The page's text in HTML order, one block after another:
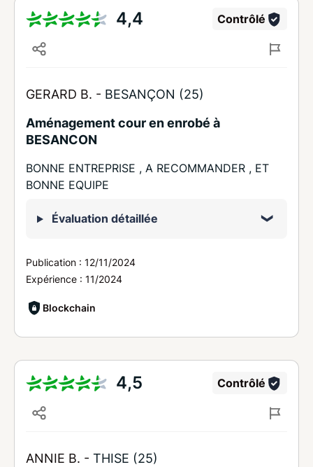
4,4 Contrôlé
GERARD B. - BESANÇON (25)
Aménagement cour en enrobé à
BESANCON
BONNE ENTREPRISE , A RECOMMANDER , ET
BONNE EQUIPE
Évaluation détaillée
Publication : 12/11/2024
Expérience : 11/2024
Blockchain
4,5 Contrôlé
ANNIE B. - THISE (25)